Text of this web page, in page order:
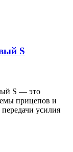
S
S — это
прицепов и
усилия